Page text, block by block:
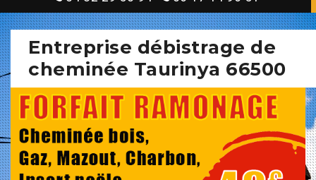
Entreprise débistrage de
cheminée Taurinya 66500